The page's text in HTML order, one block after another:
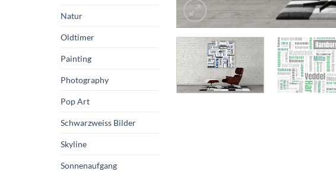
Natur
Oldtimer
Painting
Photography
Pop Art
Schwarzweiss Bilder
Skyline
Sonnenaufgang